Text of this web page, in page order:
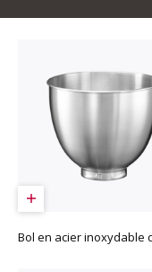
Bol en acier inoxydable